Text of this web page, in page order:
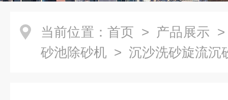
当前位置： 首页 > 产品展示
砂池除砂机 > 沉沙洗砂旋流沉